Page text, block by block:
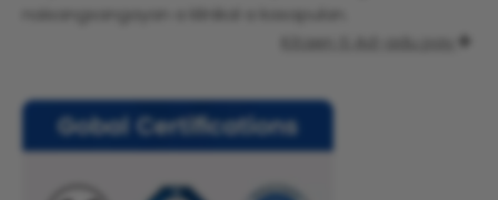
Kitaen ti Ad-adu pay